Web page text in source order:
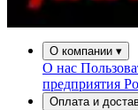
О компании ▾
О нас
предприятия
Оплата и